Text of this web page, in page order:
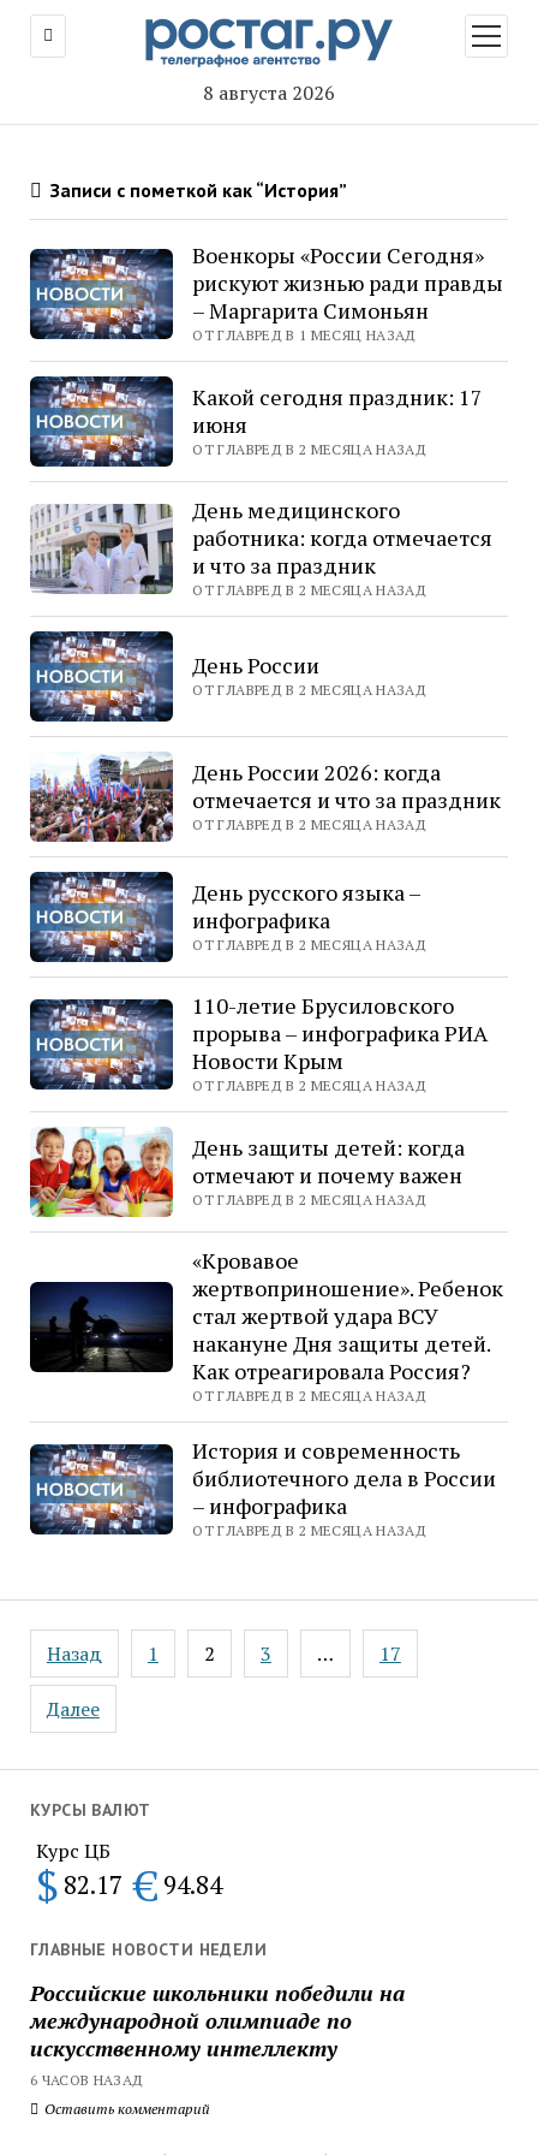
8 августа 2026
меню
КУРСЫ ВАЛЮТ
Курс ЦБ
$ 82.17 € 94.84
ГЛАВНЫЕ НОВОСТИ НЕДЕЛИ
Российские школьники победили на
международной олимпиаде по
искусственному интеллекту
6 ЧАСОВ НАЗАД
Оставить комментарий
Записи с пометкой как “История”
Военкоры «России Сегодня»
рискуют жизнью ради правды
– Маргарита Симоньян
ОТ ГЛАВРЕД В 1 МЕСЯЦ НАЗАД
Какой сегодня праздник: 17
июня
ОТ ГЛАВРЕД В 2 МЕСЯЦА НАЗАД
День медицинского
работника: когда отмечается
и что за праздник
ОТ ГЛАВРЕД В 2 МЕСЯЦА НАЗАД
День России
ОТ ГЛАВРЕД В 2 МЕСЯЦА НАЗАД
День России 2026: когда
отмечается и что за праздник
ОТ ГЛАВРЕД В 2 МЕСЯЦА НАЗАД
День русского языка –
инфографика
ОТ ГЛАВРЕД В 2 МЕСЯЦА НАЗАД
110-летие Брусиловского
прорыва – инфографика РИА
Новости Крым
ОТ ГЛАВРЕД В 2 МЕСЯЦА НАЗАД
День защиты детей: когда
отмечают и почему важен
ОТ ГЛАВРЕД В 2 МЕСЯЦА НАЗАД
«Кровавое
жертвоприношение». Ребенок
стал жертвой удара ВСУ
накануне Дня защиты детей.
Как отреагировала Россия?
ОТ ГЛАВРЕД В 2 МЕСЯЦА НАЗАД
История и современность
библиотечного дела в России
– инфографика
ОТ ГЛАВРЕД В 2 МЕСЯЦА НАЗАД
Пагинация
записей
Назад 1 2 3 … 17
Далее